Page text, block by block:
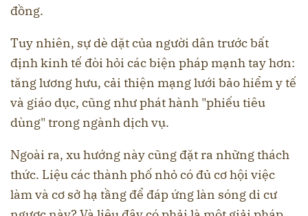
đồng.
Tuy nhiên, sự dè dặt của người dân trước bất
định kinh tế đòi hỏi các biện pháp mạnh tay hơn:
tăng lương hưu, cải thiện mạng lưới bảo hiểm y tế
và giáo dục, cũng như phát hành "phiếu tiêu
dùng" trong ngành dịch vụ.
Ngoài ra, xu hướng này cũng đặt ra những thách
thức. Liệu các thành phố nhỏ có đủ cơ hội việc
làm và cơ sở hạ tầng để đáp ứng làn sóng di cư